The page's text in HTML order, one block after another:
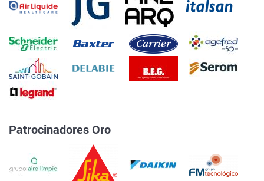
Patrocinadores Oro